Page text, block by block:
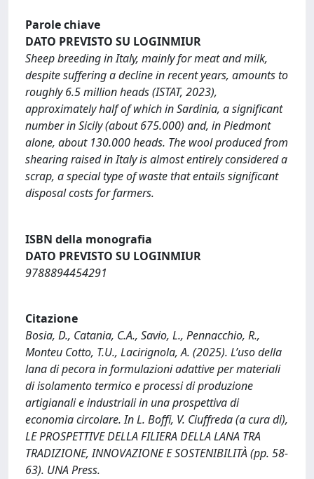
Parole chiave
DATO PREVISTO SU LOGINMIUR
Sheep breeding in Italy, mainly for meat and milk,
despite suffering a decline in recent years, amounts to
roughly 6.5 million heads (ISTAT, 2023),
approximately half of which in Sardinia, a significant
number in Sicily (about 675.000) and, in Piedmont
alone, about 130.000 heads. The wool produced from
shearing raised in Italy is almost entirely considered a
scrap, a special type of waste that entails significant
disposal costs for farmers.
ISBN della monografia
DATO PREVISTO SU LOGINMIUR
9788894454291
Citazione
Bosia, D., Catania, C.A., Savio, L., Pennacchio, R.,
Monteu Cotto, T.U., Lacirignola, A. (2025). L’uso della
lana di pecora in formulazioni adattive per materiali
di isolamento termico e processi di produzione
artigianali e industriali in una prospettiva di
economia circolare. In L. Boffi, V. Ciuffreda (a cura di),
LE PROSPETTIVE DELLA FILIERA DELLA LANA TRA
TRADIZIONE, INNOVAZIONE E SOSTENIBILITÀ (pp. 58-
63). UNA Press.